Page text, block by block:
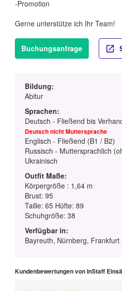
-Promotion
Gerne unterstütze ich Ihr Team!
Buchungsanfrage
Bildung:
Abitur
Sprachen:
Deutsch - Fließend bis
Deutsch nicht Muttersprache
Englisch - Fließend (B1 / B2)
Russisch - Muttersprachlich
Ukrainisch
Outfit Maße:
Körpergröße : 1,64 m
Brust: 95
Taille: 65 Hüfte: 89
Schuhgröße: 38
Verfügbar in:
Bayreuth, Nürnberg, Frankfurt
Kundenbewertungen von InStaff